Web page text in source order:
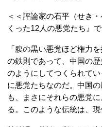
＜＜評論家の石平（せき
くった12人の悪党たち』
「腹の黒い悪党ほど権力
の鉄則であって、中国の
のようにしてつくられて
に悪党たちなのだ。中国
も、まさにそれらの悪党
る。このような伝統は、